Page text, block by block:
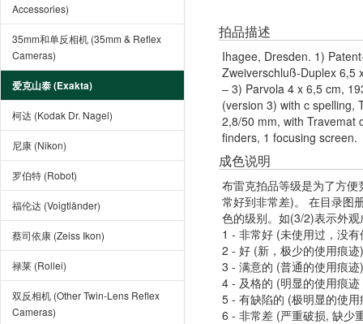
Accessories)
35mm和单反相机 (35mm & Reflex
Cameras)
爱克山泰 (Exakta)
柯达 (Kodak Dr. Nagel)
尼康 (Nikon)
罗伯特 (Robot)
福伦达 (Voigtländer)
蔡司依康 (Zeiss Ikon)
禄莱 (Rollei)
双反相机 (Other Twin-Lens Reflex
Cameras)
拍品描述
Ihagee, Dresden. 1)
Zweiverschluß-Duplex 6,5
– 3) Parvola 4 x 6,5 cm,
(version 3) with c spelling,
2,8/50 mm, with Travemat
finders, 1 focusing screen.
成色说明
布雷克拍品等级是为了方
常好到非常差)。 在目录图
色的级别。如(3/2)表示外
1 - 非常好 (未使用过，没
2 - 好 (新，极少的使用痕迹)
3 - 满意的 (普通的使用痕迹)
4 - 及格的 (明显的使用痕
5 - 有缺陷的 (极明显的使
6 - 非常差 (严重破损, 缺少